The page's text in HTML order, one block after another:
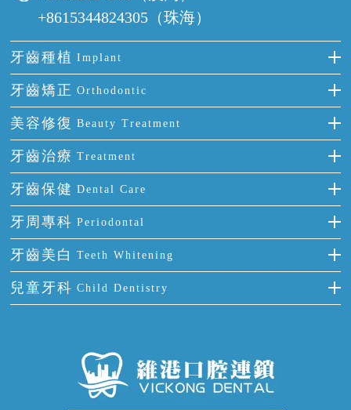
+8615344824305（珠海）
牙齒種植 Implant
種牙
單顆牙缺失
門牙缺失
多顆牙缺失
半口缺失
全口缺失
牙齒矯正 Orthodontic
隱形箍牙
前牙反頜
牙齒擁擠
牙齒前突
牙齒稀疏
美容修復 Beauty Treatment
全瓷牙
烤瓷牙
氟斑牙
四環素牙
活動假牙
牙貼面
牙齒治療 Treatment
補牙
智齒
根管治療
拔牙
牙痛
牙齒保健 Dental Care
正確刷牙
全國愛牙日
預防牙病
牙科通識
牙周專科 Periodontal
牙周炎
牙齦出血
牙齦炎
牙齦萎縮
牙齒美白 Teeth Whitening
冷光美白
兒童牙科 Child Dentistry